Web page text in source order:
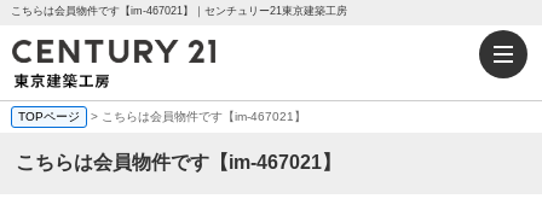
こちらは会員物件です【im-467021】｜センチュリー21東京建築工房
TOPページ > こちらは会員物件です【im-467021】
こちらは会員物件です【im-467021】